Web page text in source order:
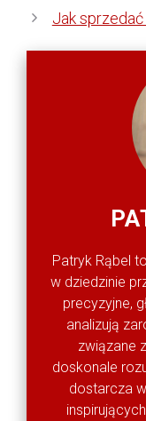
Jak
Patryk Rąbel
w dziedzinie
precyzyjne,
analizują
związane
doskonale
dostarcza